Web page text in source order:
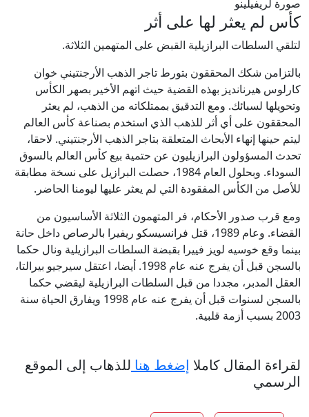
صورة لريفيلينو
كأس لم يعثر لها على أثر
لتلقي السلطات البرازيلية القبض على المتهمين الثلاثة.
بالتزامن شكك المحققون بتورط تاجر الذهب الأرجنتيني خوان
كارلوس هيرنانديز بهذه القضية حيث اتهم الأخير بصهر الكأس
وتحويلها لسبائك. ومع التدقيق بممتلكاته من الذهب، لم يعثر
المحققون على أي أثر للذهب الذي استخدم بصناعة كأس العالم
ليتم حينها إنهاء الأبحاث المتعلقة بتاجر الذهب الأرجنتيني. لاحقا،
تحدث المسؤولون البرازيليون عن حتمية بيع كأس العالم بالسوق
السوداء. وبحلول العام 1984، حصلت البرازيل على نسخة مطابقة
للأصل من الكأس المفقودة التي لم يعثر عليها ليومنا الحاضر.
ومع قرب صدور الأحكام، فر المتهمون الثلاثة الأساسيون من
القضاء. وعام 1989، قتل فرانسيسكو ريفيرا بالرصاص داخل حانة
بينما وقع خوسيه لويز فييرا بقبضة السلطات البرازيلية ونال حكما
بالسجن قبل أن يفرج عنه عام 1998. أيضا، اعتقل سيرجيو بيرالتا،
العقل المدبر، مجددا من قبل السلطات البرازيلية ليقضي حكما
بالسجن لسنوات قبل أن يفرج عنه عام 1998 ويفارق الحياة سنة
2003 بسبب أزمة قلبية.
لقراءة المقال كاملا إضغط هنا للذهاب إلى الموقع
الرسمي